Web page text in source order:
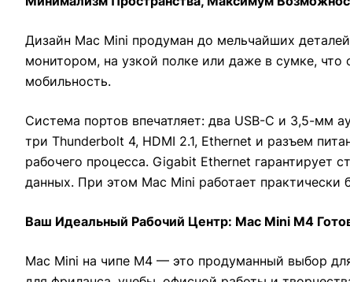
Дизайн Mac Mini продуман до мельчайших
монитором, на узкой полке или даже в сумке,
мобильность.
Система портов впечатляет: два USB-C и 3,5-мм
три Thunderbolt 4, HDMI 2.1, Ethernet и разъем
рабочего процесса. Gigabit Ethernet гарантирует
данных. При этом Mac Mini работает
Ваш Идеальный Рабочий Центр: Mac Mini M4
Mac Mini на чипе M4 — это продуманный выбор